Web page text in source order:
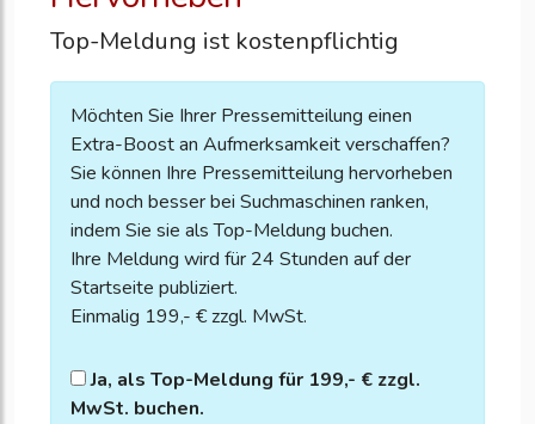
Top-Meldung ist kostenpflichtig
Möchten Sie Ihrer Pressemitteilung einen
Extra-Boost an Aufmerksamkeit verschaffen?
Sie können Ihre Pressemitteilung hervorheben
und noch besser bei Suchmaschinen ranken,
indem Sie sie als Top-Meldung buchen.
Ihre Meldung wird für 24 Stunden auf der
Startseite publiziert.
Einmalig 199,- € zzgl. MwSt.
Ja, als Top-Meldung für 199,- € zzgl.
MwSt. buchen.